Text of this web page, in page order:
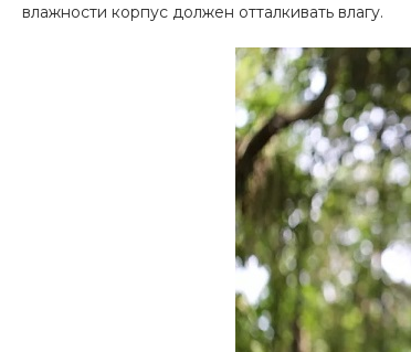
влажности корпус должен отталкивать влагу.